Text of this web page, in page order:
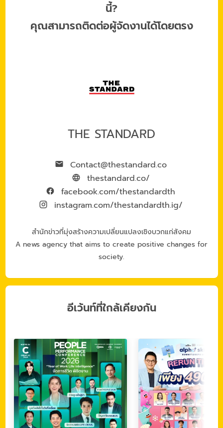
นี้?
คุณสามารถติดต่อผู้จัดงานได้โดยตรง
THE STANDARD
Contact@thestandard.co
thestandard.co/
facebook.com/thestandardth
instagram.com/thestandardth.ig/
สำนักข่าวที่มุ่งสร้างความเปลี่ยนแปลงเชิงบวกแก่สังคม
A news agency that aims to create positive changes for
society.
อีเว้นท์ที่ใกล้เคียงกัน